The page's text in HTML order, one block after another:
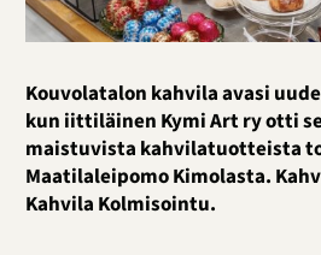
Kouvolatalon kahvila avasi
kun iittiläinen Kymi Art ry otti
maistuvista kahvilatuotteista
Maatilaleipomo Kimolasta.
Kahvila Kolmisointu.